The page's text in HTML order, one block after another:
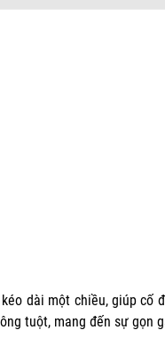
dài một chiều, giúp cố
tuột, mang đến sự gọn